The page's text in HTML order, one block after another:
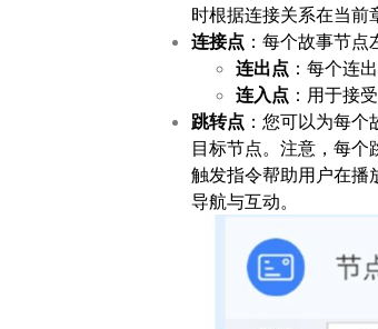
时根据连接关系在当前
连接点 ：每个故事节
连出点 ：每个连
连入点 ：用于接
跳转点 ：您可以为每
目标节点。注意，每
触发指令帮助用户在播
导航与互动。